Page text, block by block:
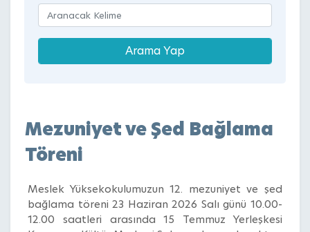
Mezuniyet ve Şed Bağlama
Töreni
Meslek Yüksekokulumuzun 12. mezuniyet ve şed
bağlama töreni 23 Haziran 2026 Salı günü 10.00-
12.00 saatleri arasında 15 Temmuz Yerleşkesi